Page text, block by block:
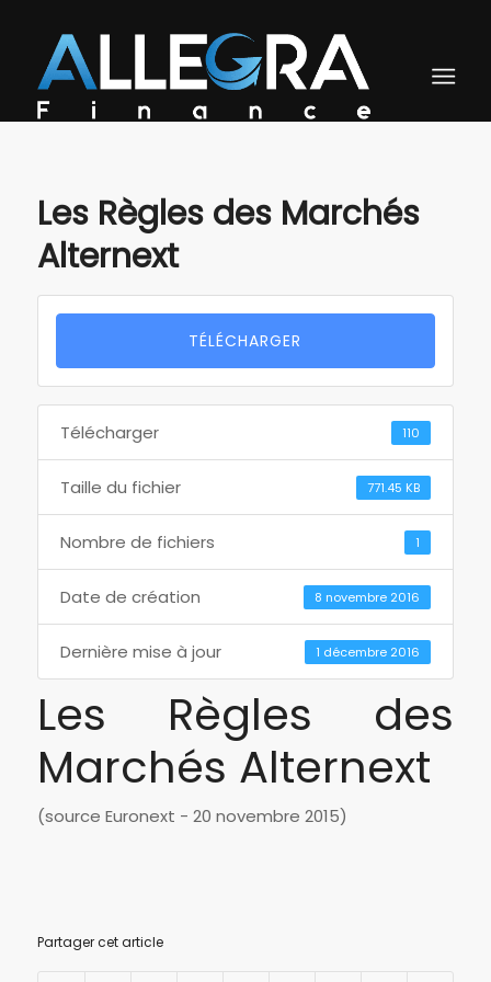
Les Règles des Marchés
Alternext
TÉLÉCHARGER
Télécharger 110
Taille du fichier 771.45 KB
Nombre de fichiers 1
Date de création 8 novembre 2016
Dernière mise à jour 1 décembre 2016
Les Règles des
Marchés Alternext
(source Euronext - 20 novembre 2015)
Partager cet article